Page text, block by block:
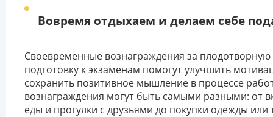
Вовремя отдыхаем и делаем себе
Своевременные вознаграждения за плодотворную
подготовку к экзаменам помогут улучшить
сохранить позитивное мышление в процессе
вознаграждения могут быть самыми разными: от
еды и прогулки с друзьями до покупки одежды или